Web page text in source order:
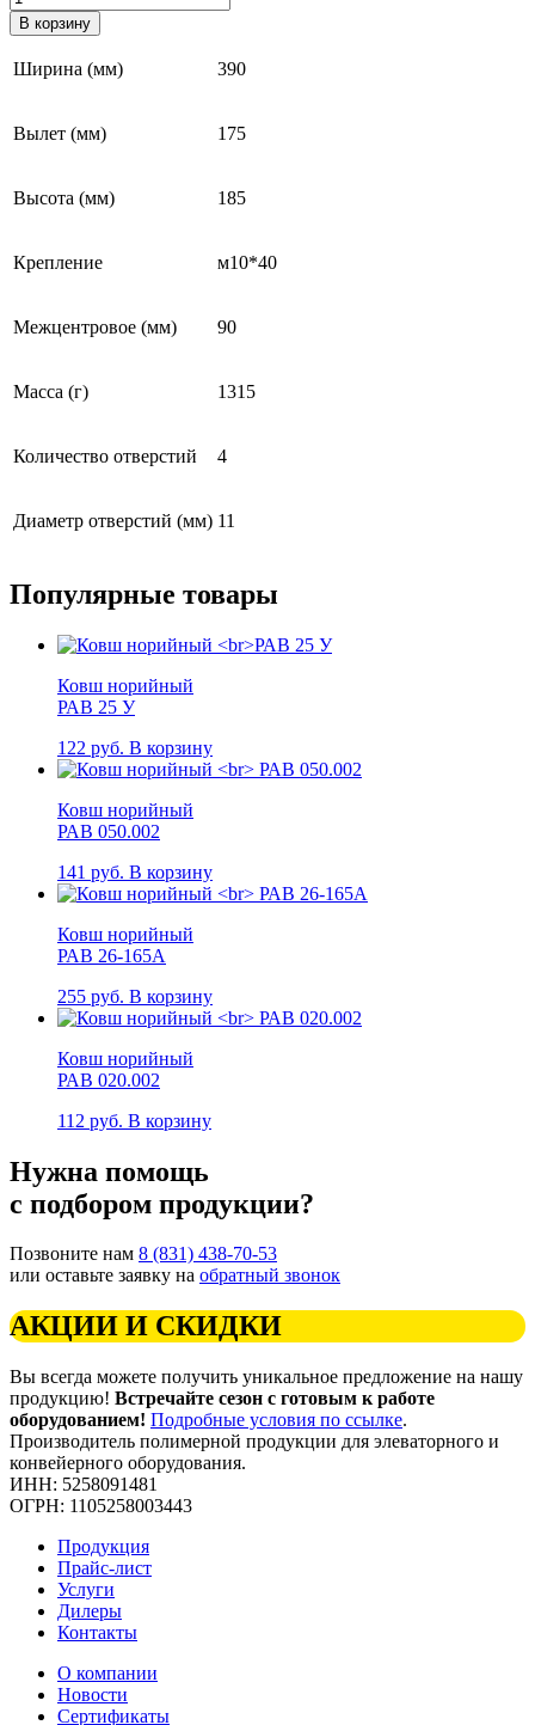
товара
Ковш
норийный
РАВ
У
В корзину
Ширина (мм) 390
Вылет (мм) 175
Высота (мм) 185
Крепление м10*40
Межцентровое (мм) 90
Масса (г) 1315
Количество отверстий 4
Диаметр отверстий (мм) 11
Популярные товары
Ковш норийный
РАВ 25 У
122 руб. В корзину
Ковш норийный
РАВ 050.002
141 руб. В корзину
Ковш норийный
РАВ 26-165А
255 руб. В корзину
Ковш норийный
РАВ 020.002
112 руб. В корзину
Нужна помощь
с подбором продукции?
Позвоните нам 8 (831) 438-70-53
или оставьте заявку на обратный звонок
АКЦИИ И СКИДКИ
Вы всегда можете получить уникальное предложение на нашу
продукцию! Встречайте сезон с готовым к работе
оборудованием! Подробные условия по ссылке.
Производитель полимерной продукции для элеваторного и
конвейерного оборудования.
ИНН: 5258091481
ОГРН: 1105258003443
Продукция
Прайс-лист
Услуги
Дилеры
Контакты
О компании
Новости
Сертификаты